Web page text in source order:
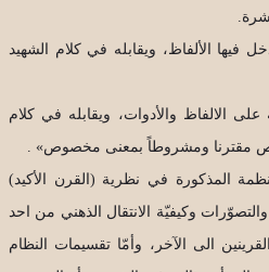
فيها الألفاظ، ويقابله في كلام الشهيد
على الالفاظ والأدوات، ويقابله في كلام
ومشروطاً بمعنى مخصوص» .
المذكورة في نظرية (القرن الأكيد)
وكيفيّة الانتقال الذهني من احد
الى الآخر، وأمّا تقسيمات النظام